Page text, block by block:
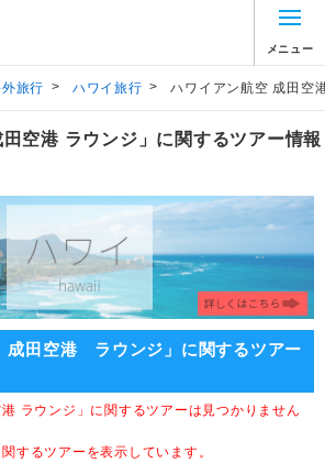
メニュー
旅行 > ハワイ旅行 > ハワイアン航空 成田空
田空港 ラウンジ」に関するツアー情報
成田空港 ラウンジ」に関するツアー
港 ラウンジ」に関するツアーは見つかりません
するツアーを表示しています。